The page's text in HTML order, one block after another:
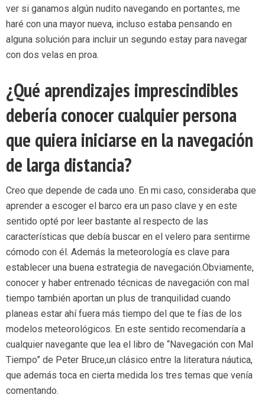
ver si ganamos algún nudito navegando en portantes, me
haré con una mayor nueva, incluso estaba pensando en
alguna solución para incluir un segundo estay para navegar
con dos velas en proa.
¿Qué aprendizajes imprescindibles
debería conocer cualquier persona
que quiera iniciarse en la navegación
de larga distancia?
Creo que depende de cada uno. En mi caso, consideraba que
aprender a escoger el barco era un paso clave y en este
sentido opté por leer bastante al respecto de las
características que debía buscar en el velero para sentirme
cómodo con él. Además la meteorología es clave para
establecer una buena estrategia de navegación.Obviamente,
conocer y haber entrenado técnicas de navegación con mal
tiempo también aportan un plus de tranquilidad cuando
planeas estar ahí fuera más tiempo del que te fías de los
modelos meteorológicos. En este sentido recomendaría a
cualquier navegante que lea el libro de “Navegación con Mal
Tiempo” de Peter Bruce,un clásico entre la literatura náutica,
que además toca en cierta medida los tres temas que venía
comentando.